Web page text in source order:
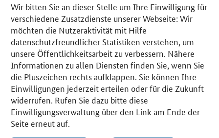
Wir bitten Sie an dieser Stelle um Ihre Einwilligung für
verschiedene Zusatzdienste unserer Webseite: Wir
möchten die Nutzeraktivität mit Hilfe
datenschutzfreundlicher Statistiken verstehen, um
unsere Öffentlichkeitsarbeit zu verbessern. Nähere
Informationen zu allen Diensten finden Sie, wenn Sie
die Pluszeichen rechts aufklappen. Sie können Ihre
Einwilligungen jederzeit erteilen oder für die Zukunft
widerrufen. Rufen Sie dazu bitte diese
Einwilligungsverwaltung über den Link am Ende der
Seite erneut auf.